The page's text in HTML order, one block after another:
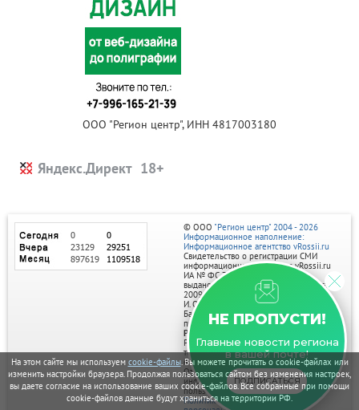
На этом сайте мы используем cookie-файлы. Вы можете прочитать о cookie-файлах или
изменить настройки браузера. Продолжая пользоваться сайтом без изменения настроек,
вы даете согласие на использование ваших cookie-файлов. Все собранные при помощи
cookie-файлов данные будут храниться на территории РФ.
ООО "Регион центр", ИНН 4817003180
Яндекс.Директ
НЕ ПРОПУСТИ!
Главные новости региона
в вашей почте!
ПОДПИСАТЬСЯ
© ООО "Регион центр" 2004 - 2026
Информационное наполнение:
Информационное агентство vRossii.ru
Свидетельство о регистрации СМИ
информационного агентства vRossii.ru
ИА № ФС 77‑35502
выдано РОСКОМНАДЗОРом 04 марта
2009г.
И. О. Главного редактора Нарыков А. Н.
Баннеры на портале размещаются на
правах рекламы.
Реклама на портале:
Рекламное агентство "Умный маркетинг"
тел. 7-910-267-70-40,
email: umnyy.marketing@yandex.ru
Отдельные публикации могут содержать
информацию, не предназначенную для
пользователей до 18 лет.
Политика в отношении обработки